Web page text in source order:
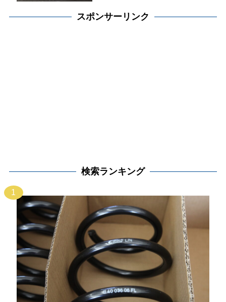
スポンサーリンク
検索ランキング
1